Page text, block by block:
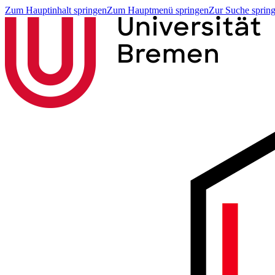
Zum Hauptinhalt springenZum Hauptmenü springenZur Suche